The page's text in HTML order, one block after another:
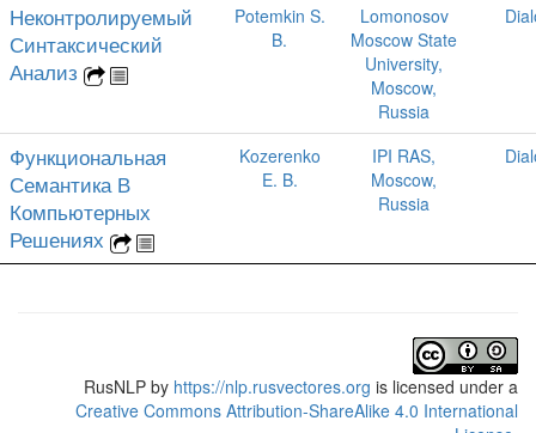
Неконтролируемый
Синтаксический
Анализ
Potemkin S.
B.
Lomonosov
Moscow State
University,
Moscow,
Russia
Функциональная
Семантика В
Компьютерных
Решениях
Kozerenko
E. B.
IPI RAS,
Moscow,
Russia
RusNLP by https://nlp.rusvectores.org is licensed under a
Creative Commons Attribution-ShareAlike 4.0 International